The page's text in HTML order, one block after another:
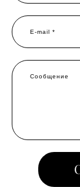
E-mail *
Сообщение